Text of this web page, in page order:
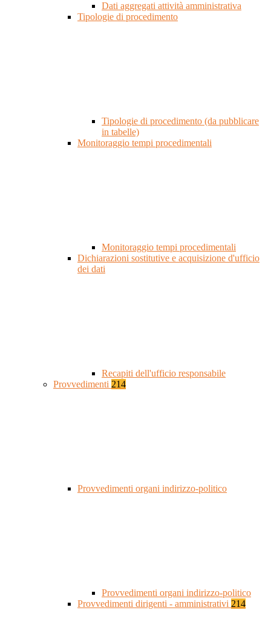
Dati aggregati attività amministrativa
Tipologie di procedimento
Tipologie di procedimento (da pubblicare
in tabelle)
Monitoraggio tempi procedimentali
Monitoraggio tempi procedimentali
Dichiarazioni sostitutive e acquisizione d'ufficio
dei dati
Recapiti dell'ufficio responsabile
Provvedimenti 214
Provvedimenti organi indirizzo-politico
Provvedimenti organi indirizzo-politico
Provvedimenti dirigenti - amministrativi 214